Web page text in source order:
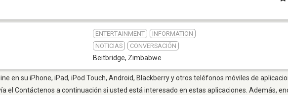
ENTERTAINMENT
INFORMATION
NOTICIAS
CONVERSACIÓN
Beitbridge, Zimbabwe
en su iPhone, iPad, iPod Touch, Android, Blackberry y otros teléfonos móviles de
el Contáctenos a continuación si usted está interesado en estas aplicaciones. Además,